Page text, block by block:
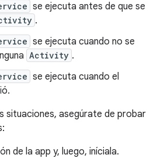
se ejecuta antes de que se
.
se ejecuta cuando no se
Activity .
se ejecuta cuando el
situaciones, asegúrate de probar
de la app y, luego, iníciala.